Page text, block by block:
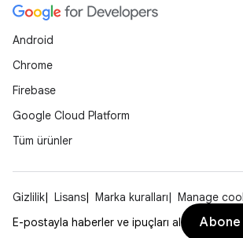
Android
Chrome
Firebase
Google Cloud Platform
Tüm ürünler
Gizlilik Lisans Marka kuralları
Manage
E-postayla haberler ve ipuçları al